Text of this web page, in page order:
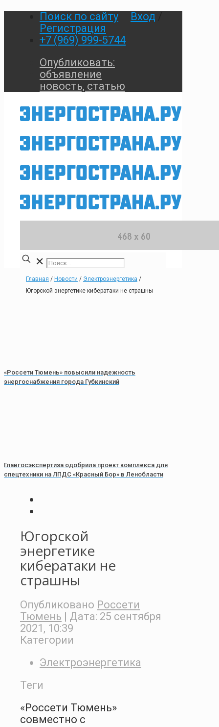
Поиск по сайту Вход
Регистрация
+7 (969) 999-5744
Опубликовать:
объявление
новость, статью
✕
Главная / Новости / Электроэнергетика /
Югорской энергетике кибератаки не страшны
«Россети Тюмень» повысили надежность
энергоснабжения города Губкинский
Главгосэкспертиза одобрила проект комплекса для
спецтехники на ЛПДС «Красный Бор» в Ленобласти
Югорской
энергетике
кибератаки не
страшны
Опубликовано Россети
Тюмень | Дата: 25 сентября
2021, 10:39
Категории
Электроэнергетика
Теги
«Россети Тюмень»
совместно с